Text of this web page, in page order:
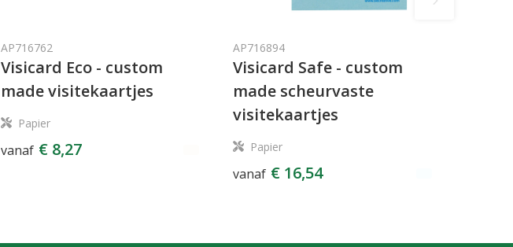
AP716762
Visicard Eco - custom
made visitekaartjes
Papier
vanaf € 8,27
AP716894
Visicard Safe - custom
made scheurvaste
visitekaartjes
Papier
vanaf € 16,54